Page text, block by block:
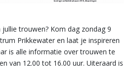
jullie trouwen? Kom dag zondag 9
Prikkewater en laat je inspireren
is alle informatie over trouwen te
van 12.00 tot 16.00 uur. Uiteraard is